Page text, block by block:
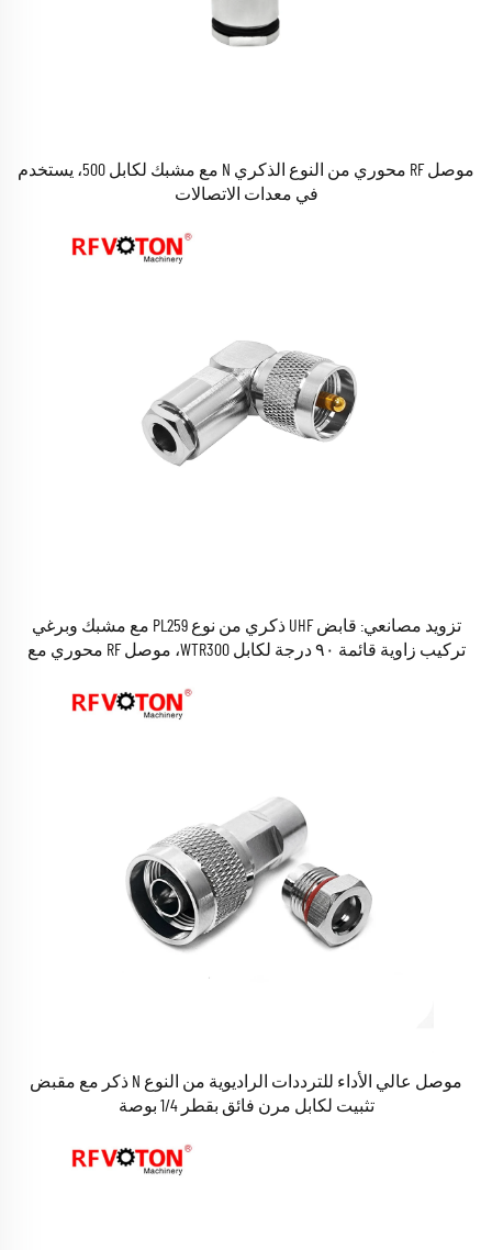
موصل RF محوري من النوع الذكري N مع مشبك لكابل 500، يستخدم
في معدات الاتصالات
تزويد مصانعي: قابض UHF ذكري من نوع PL259 مع مشبك وبرغي
تركيب زاوية قائمة ٩٠ درجة لكابل WTR300، موصل RF محوري مع
موصل عالي الأداء للترددات الراديوية من النوع N ذكر مع مقبض
تثبيت لكابل مرن فائق بقطر 1/4 بوصة